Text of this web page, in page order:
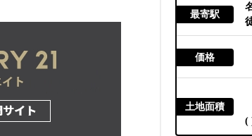
最寄駅
価格
土地面積
(